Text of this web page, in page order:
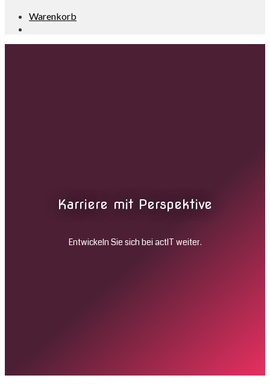
Warenkorb
Karriere mit Perspektive
Entwickeln Sie sich bei actIT weiter.
7